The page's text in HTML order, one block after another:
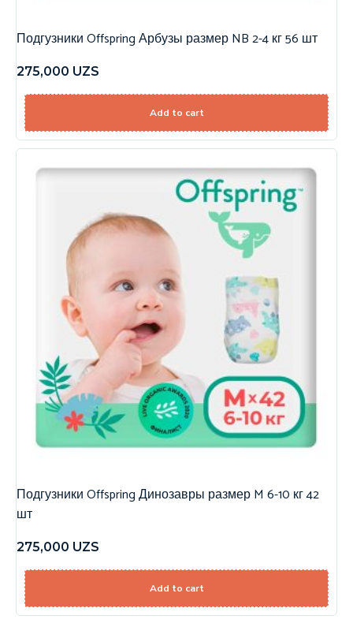
Подгузники Offspring Арбузы размер NB 2-4 кг 56 шт
275,000 UZS
Add to cart
Подгузники Offspring Динозавры размер M 6-10 кг 42
шт
275,000 UZS
Add to cart